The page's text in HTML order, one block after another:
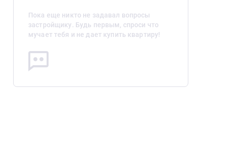
Пока еще никто не задавал вопросы
застройщику. Будь первым, спроси что
мучает тебя и не дает купить квартиру!